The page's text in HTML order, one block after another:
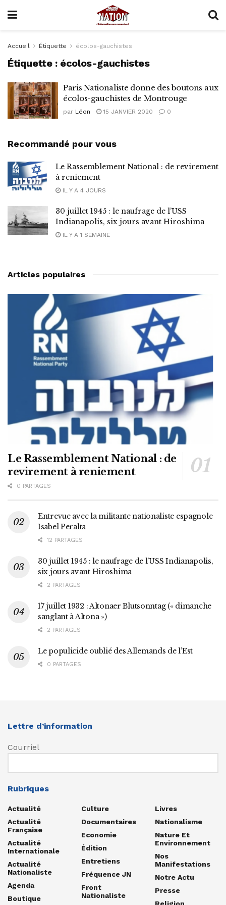
Accueil Étiquette écolos-gauchistes
Étiquette : écolos-gauchistes
Paris Nationaliste donne des boutons aux
écolos-gauchistes de Montrouge
par Léon 15 JANVIER 2020 0
Recommandé pour vous
Le Rassemblement National : de revirement
à reniement
IL Y A 4 JOURS
30 juillet 1945 : le naufrage de l’USS
Indianapolis, six jours avant Hiroshima
IL Y A 1 SEMAINE
Articles populaires
Le Rassemblement National : de
revirement à reniement
0 PARTAGES
Entrevue avec la militante nationaliste espagnole
Isabel Peralta
12 PARTAGES
30 juillet 1945 : le naufrage de l’USS Indianapolis,
six jours avant Hiroshima
2 PARTAGES
17 juillet 1932 : Altonaer Blutsonntag (« dimanche
sanglant à Altona »)
2 PARTAGES
Le populicide oublié des Allemands de l’Est
0 PARTAGES
Lettre d’information
Courriel
Rubriques
Actualité
Actualité
Française
Actualité
Internationale
Actualité
Nationaliste
Agenda
Boutique
Culture
Documentaires
Economie
Édition
Entretiens
Fréquence JN
Front
Nationaliste
Livres
Nationalisme
Nature Et
Environnement
Nos
Manifestations
Notre Actu
Presse